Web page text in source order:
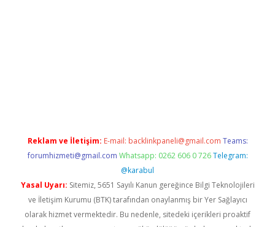
Reklam ve İletişim: E-mail: backlinkpaneli@gmail.com Teams:
forumhizmeti@gmail.com Whatsapp: 0262 606 0 726 Telegram:
@karabul
Yasal Uyarı: Sitemiz, 5651 Sayılı Kanun gereğince Bilgi Teknolojileri
ve İletişim Kurumu (BTK) tarafından onaylanmış bir Yer Sağlayıcı
olarak hizmet vermektedir. Bu nedenle, sitedeki içerikleri proaktif